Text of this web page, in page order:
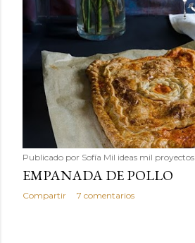
Publicado por Sofía Mil ideas mil proyectos
EMPANADA DE POLLO
Compartir 7 comentarios